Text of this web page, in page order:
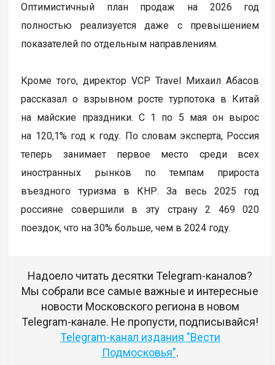
Оптимистичный план продаж на 2026 год
полностью реализуется даже с превышением
показателей по отдельным направлениям.
Кроме того, директор VCP Travel Михаил Абасов
рассказал о взрывном росте турпотока в Китай
на майские праздники. С 1 по 5 мая он вырос
на 120,1% год к году. По словам эксперта, Россия
теперь занимает первое место среди всех
иностранных рынков по темпам прироста
въездного туризма в КНР. За весь 2025 год
россияне совершили в эту страну 2 469 020
поездок, что на 30% больше, чем в 2024 году.
Надоело читать десятки Telegram-каналов?
Мы собрали все самые важные и интересные
новости Московского региона в новом
Telegram-канале. Не пропусти, подписывайся!
Telegram-канал издания "Вести
Подмосковья".